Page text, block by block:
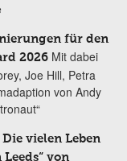
für den
2026 Mit dabei
Joe Hill, Petra
von Andy
Die vielen Leben
Leeds“ von